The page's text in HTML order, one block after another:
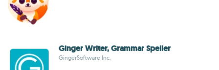
Ginger Writer, Grammar Speller
GingerSoftware Inc.